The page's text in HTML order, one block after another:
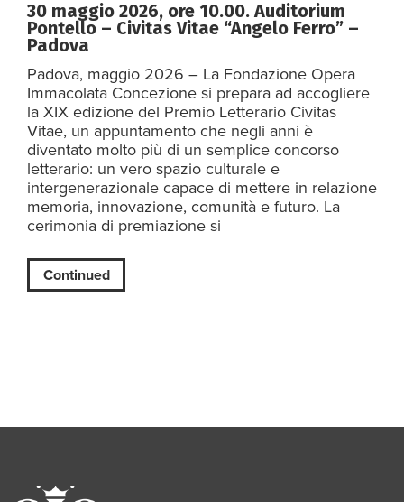
30 maggio 2026, ore 10.00. Auditorium
Pontello – Civitas Vitae “Angelo Ferro” –
Padova
Padova, maggio 2026 – La Fondazione Opera
Immacolata Concezione si prepara ad accogliere
la XIX edizione del Premio Letterario Civitas
Vitae, un appuntamento che negli anni è
diventato molto più di un semplice concorso
letterario: un vero spazio culturale e
intergenerazionale capace di mettere in relazione
memoria, innovazione, comunità e futuro. La
cerimonia di premiazione si
Continued